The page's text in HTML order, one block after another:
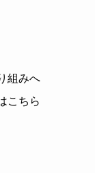
組みへ
こちら